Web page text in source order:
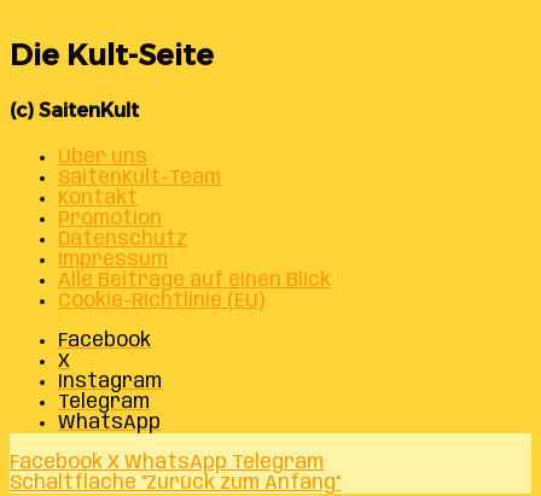
Die Kult-Seite
(c) SaitenKult
Über uns
SaitenKult-Team
Kontakt
Promotion
Datenschutz
Impressum
Alle Beiträge auf einen Blick
Cookie-Richtlinie (EU)
Facebook
X
Instagram
Telegram
WhatsApp
Facebook X WhatsApp Telegram
Schaltfläche "Zurück zum Anfang"